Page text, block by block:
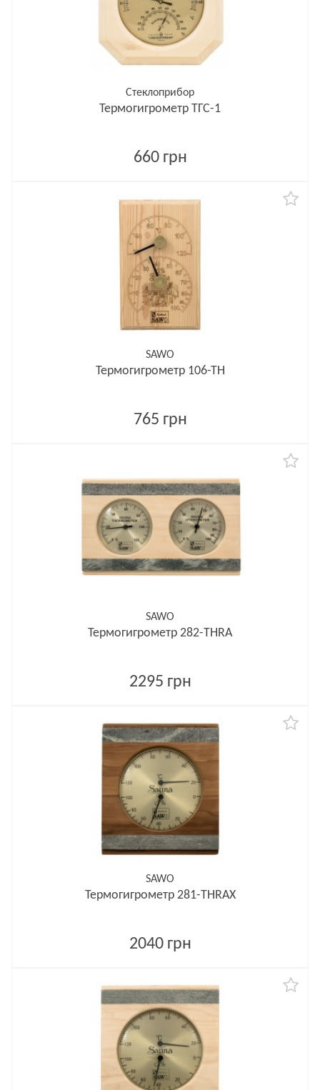
Стеклоприбор
Термогигрометр ТГС-1
660 грн
SAWO
Термогигрометр 106-ТН
765 грн
SAWO
Термогигрометр 282-THRA
2295 грн
SAWO
Термогигрометр 281-THRAX
2040 грн